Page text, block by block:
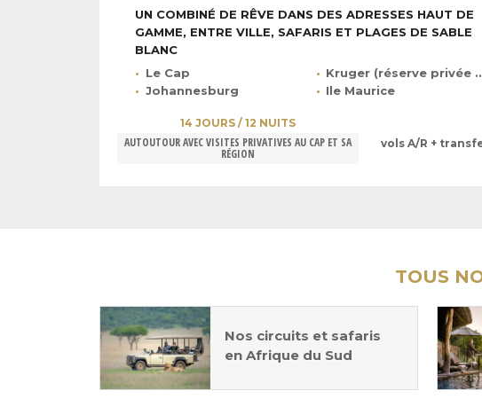
UN COMBINÉ DE RÊVE DANS DES ADRESSES HAUT DE
GAMME, ENTRE VILLE, SAFARIS ET PLAGES DE SABLE
BLANC
Le Cap
Kruger (réserve privée de Sabi Sabi)
Johannesburg
Ile Maurice
14 JOURS / 12 NUITS
AUTOUTOUR AVEC VISITES PRIVATIVES AU CAP ET SA
RÉGION
vols A/R +
TOUS
Nos circuits et safaris
en Afrique du Sud